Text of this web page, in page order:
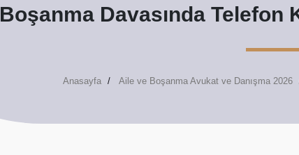
Boşanma Davasında Telefon
Anasayfa Aile ve Boşanma Avukat ve Danışma 2026